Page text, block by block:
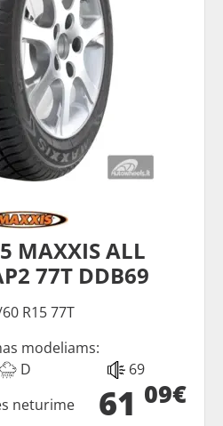
MAXXIS ALL
77T DDB69
R15 77T
modeliams:
D 69
61 09€
neturime